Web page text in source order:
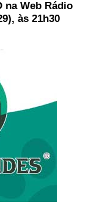
na Web Rádio
às 21h30